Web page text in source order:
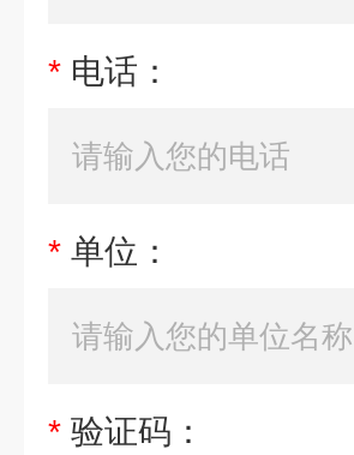
* 电话：
* 单位：
* 验证码：